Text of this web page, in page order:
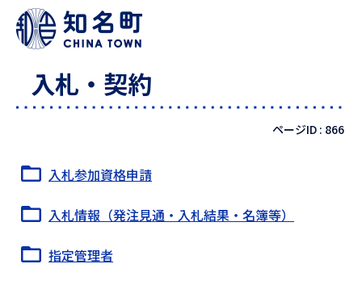
入札・契約
ページID : 866
入札参加資格申請
入札情報（発注見通・入札結果・名簿等）
指定管理者